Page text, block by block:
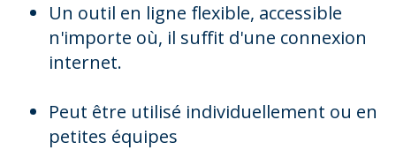
Un outil en ligne flexible, accessible
n'importe où, il suffit d'une connexion
internet.
Peut être utilisé individuellement ou en
petites équipes